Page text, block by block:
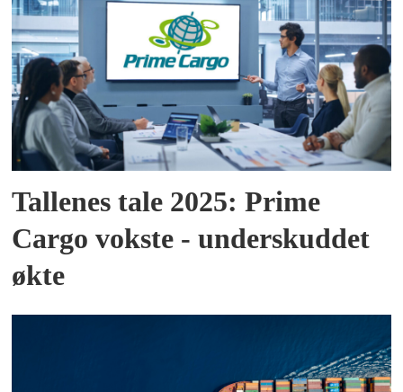
Tallenes tale 2025: Prime
Cargo vokste - underskuddet
økte